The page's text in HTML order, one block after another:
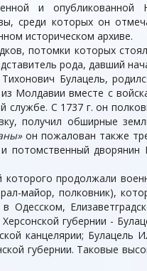
и опубликованной
среди которых он
историческом архиве.
потомки которых
рода, давший
Булацель,
Молдавии вместе с
службе. С 1737 г. он
получил обширные
он пожалован также
потомственный дворянин
которого продолжали
майор, полковник),
Одесском,
губернии -
канцелярии; Булацель
губернии. Таковые